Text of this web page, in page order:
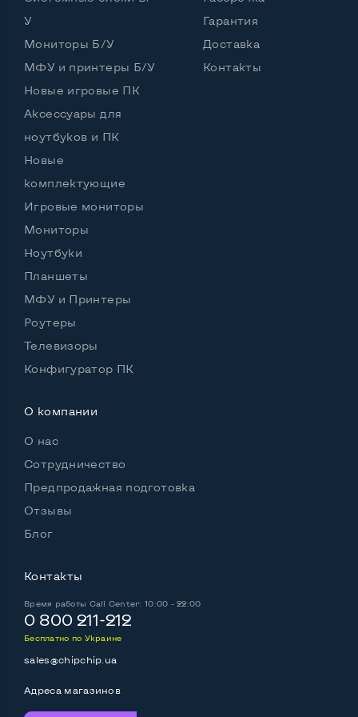
Разъем для микрофона и наушников
Да, спереди и сзади
Выход USB 2_0
Выход USB 3_0
Мощность блока питания, Вт
Внешний блок питания
Особенности
Комплектация: системный блок, кабель питания
У
Мониторы Б/У
МФУ и принтеры Б/У
Новые игровые ПК
Аксессуары для
ноутбуков и ПК
Новые
комплектующие
Игровые мониторы
Мониторы
Ноутбуки
Планшеты
МФУ и Принтеры
Роутеры
Телевизоры
Конфигуратор ПК
Гарантия
Доставка
Контакты
О компании
О нас
Сотрудничество
Предпродажная подготовка
Отзывы
Блог
Контакты
Время работы Call Center: 10:00 - 22:00
0 800 211-212
Бесплатно по Украине
sales@chipchip.ua
Адреса магазинов